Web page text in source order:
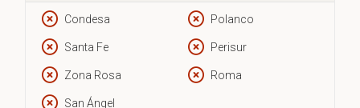
Condesa Polanco
Santa Fe Perisur
Zona Rosa Roma
San Ángel